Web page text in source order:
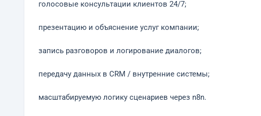
голосовые консультации клиентов 24/7;
презентацию и объяснение услуг компании;
запись разговоров и логирование диалогов;
передачу данных в CRM / внутренние системы;
масштабируемую логику сценариев через n8n.